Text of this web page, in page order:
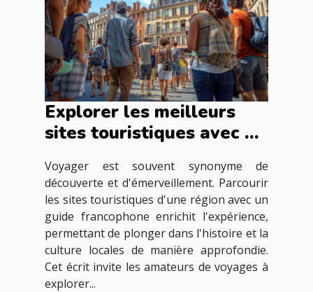
Explorer les meilleurs
sites touristiques avec un
Voyager est souvent synonyme de
découverte et d'émerveillement. Parcourir
les sites touristiques d'une région avec un
guide francophone enrichit l'expérience,
permettant de plonger dans l'histoire et la
culture locales de manière approfondie.
Cet écrit invite les amateurs de voyages à
explorer...